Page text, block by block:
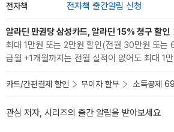
전자책 전자책 출간알림 신청
알라딘 만권당 삼성카드, 알라딘 15% 청구 할인
최대 1만원 또는 2만원 할인(전월 30만원 또는
급월 +1개월까지는 전월 실적이 없어도 최대 1
카드/간편결제 할인 무이자 할부 소득공제
관심 저자, 시리즈의 출간 알림을 받아보세요